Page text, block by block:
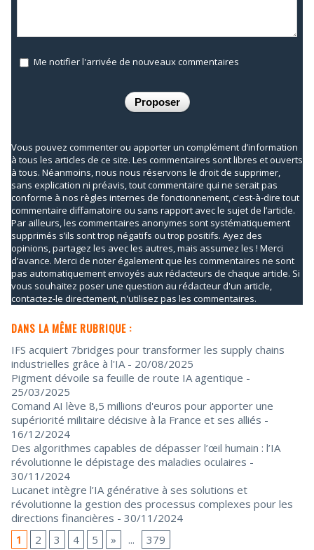
Me notifier l'arrivée de nouveaux commentaires
Vous pouvez commenter ou apporter un complément d’information
à tous les articles de ce site. Les commentaires sont libres et ouverts
à tous. Néanmoins, nous nous réservons le droit de supprimer,
sans explication ni préavis, tout commentaire qui ne serait pas
conforme à nos règles internes de fonctionnement, c'est-à-dire tout
commentaire diffamatoire ou sans rapport avec le sujet de l’article.
Par ailleurs, les commentaires anonymes sont systématiquement
supprimés s’ils sont trop négatifs ou trop positifs. Ayez des
opinions, partagez les avec les autres, mais assumez les ! Merci
d’avance. Merci de noter également que les commentaires ne sont
pas automatiquement envoyés aux rédacteurs de chaque article. Si
vous souhaitez poser une question au rédacteur d'un article,
contactez-le directement, n'utilisez pas les commentaires.
DANS LA MÊME RUBRIQUE :
IFS acquiert 7bridges pour transformer les supply chains
industrielles grâce à l'IA - 20/08/2025
Pigment dévoile sa feuille de route IA agentique -
25/03/2025
Comand AI lève 8,5 millions d'euros pour apporter une
supériorité militaire décisive à la France et ses alliés -
16/12/2024
Des algorithmes capables de dépasser l’œil humain : l’IA
révolutionne le dépistage des maladies oculaires -
30/11/2024
Lucanet intègre l’IA générative à ses solutions et
révolutionne la gestion des processus complexes pour les
directions financières - 30/11/2024
1
2 3 4 5 » ... 379